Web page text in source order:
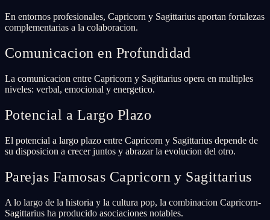
En entornos profesionales, Capricorn y Sagittarius aportan fortalezas
complementarias a la colaboracion.
Comunicacion en Profundidad
La comunicacion entre Capricorn y Sagittarius opera en multiples
niveles: verbal, emocional y energetico.
Potencial a Largo Plazo
El potencial a largo plazo entre Capricorn y Sagittarius depende de
su disposicion a crecer juntos y abrazar la evolucion del otro.
Parejas Famosas Capricorn y Sagittarius
A lo largo de la historia y la cultura pop, la combinacion Capricorn-
Sagittarius ha producido asociaciones notables.